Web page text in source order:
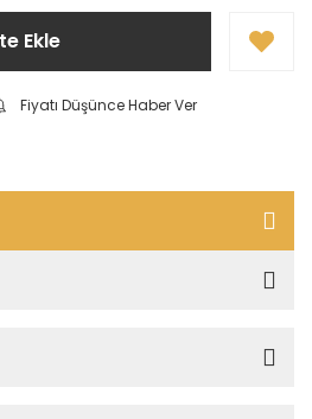
Ekle
Fiyatı Düşünce Haber Ver